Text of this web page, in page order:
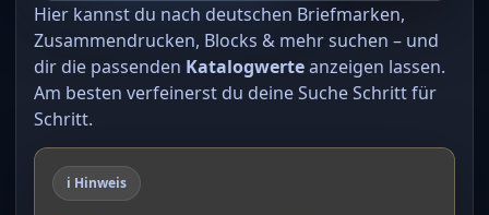
Hier kannst du nach deutschen Briefmarken,
Zusammendrucken, Blocks & mehr suchen – und
dir die passenden Katalogwerteanzeigen lassen.
Am besten verfeinerst du deine Suche Schritt für
Schritt.
ℹ️ Hinweis